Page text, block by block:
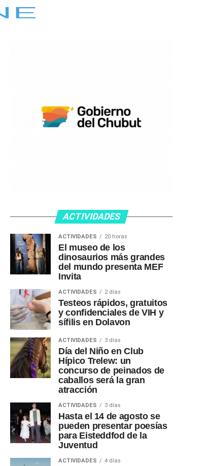
ACTIVIDADES
ACTIVIDADES 20 horas
El museo de los
dinosaurios más grandes
del mundo presenta MEF
Invita
ACTIVIDADES 2 días
Testeos rápidos, gratuitos
y confidenciales de VIH y
sífilis en Dolavon
ACTIVIDADES 3 días
Día del Niño en Club
Hípico Trelew: un
concurso de peinados de
caballos será la gran
atracción
ACTIVIDADES 3 días
Hasta el 14 de agosto se
pueden presentar poesías
para Eisteddfod de la
Juventud
ACTIVIDADES 4 días